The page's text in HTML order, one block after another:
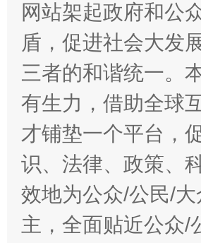
网站架起政府和公
盾，促进社会大发
三者的和谐统一。
有生力，借助全球
才铺垫一个平台，
识、法律、政策、
效地为公众/公民/
主，全面贴近公众/